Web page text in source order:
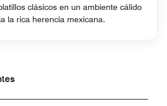
clásicos en un ambiente cálido
la rica herencia mexicana.